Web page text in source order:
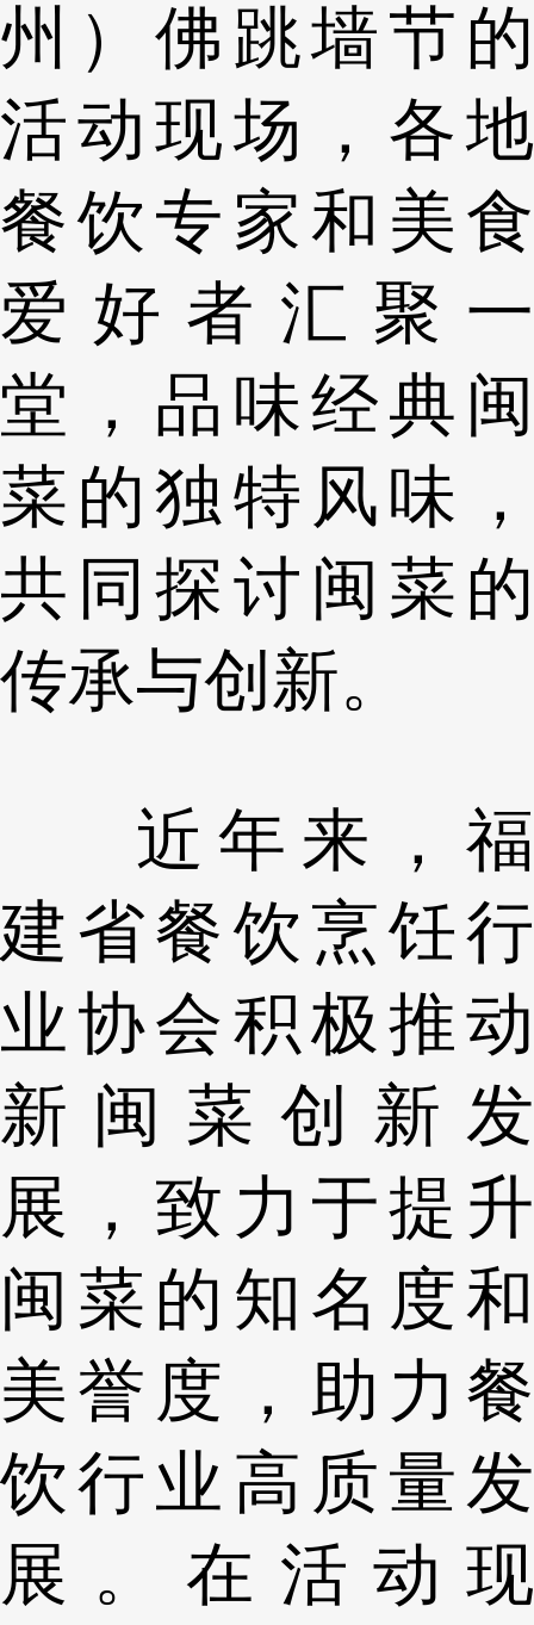
州）佛跳墙节的
活动现场，各地
餐饮专家和美食
爱好者汇聚一
堂，品味经典闽
菜的独特风味，
共同探讨闽菜的
传承与创新。
近年来，福
建省餐饮烹饪行
业协会积极推动
新闽菜创新发
展，致力于提升
闽菜的知名度和
美誉度，助力餐
饮行业高质量发
展。在活动现